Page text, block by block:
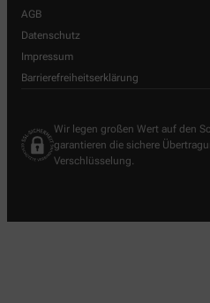
AGB
Datenschutz
Impressum
Barrierefreiheitserklärung
Wir legen großen Wert auf den
garantieren die sichere
Verschlüsselung.